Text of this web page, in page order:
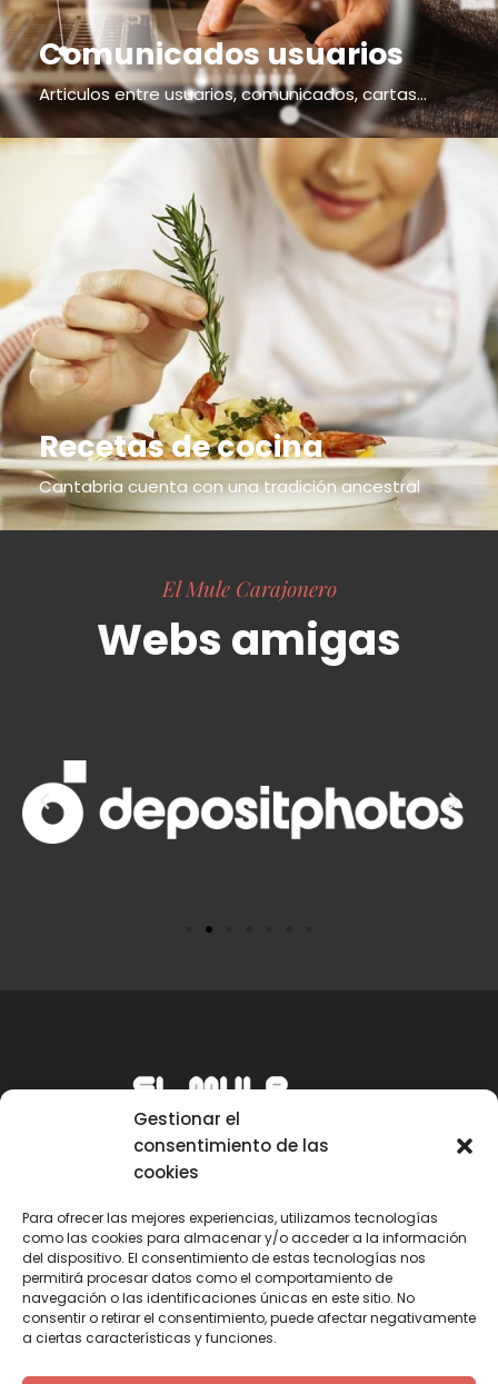
Gestionar el
consentimiento de las
cookies
Para ofrecer las mejores experiencias, utilizamos tecnologías
como las cookies para almacenar y/o acceder a la información
del dispositivo. El consentimiento de estas tecnologías nos
permitirá procesar datos como el comportamiento de
navegación o las identificaciones únicas en este sitio. No
consentir o retirar el consentimiento, puede afectar negativamente
a ciertas características y funciones.
Comunicados usuarios
Articulos entre usuarios, comunicados, cartas...
Recetas de cocina
Cantabria cuenta con una tradición ancestral
El Mule Carajonero
Webs amigas
Email
mule@mulecarajonero.com
Síguenos en redes sociales